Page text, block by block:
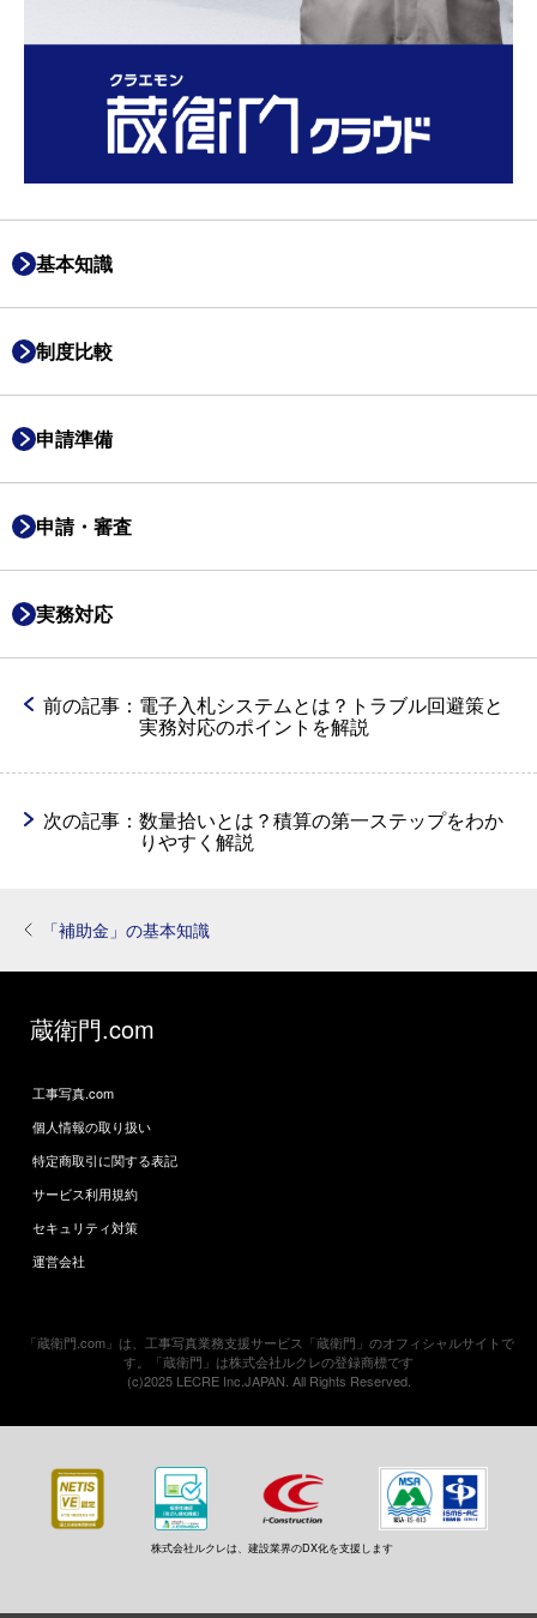
基本知識
制度比較
申請準備
申請・審査
実務対応
前の記事： 電子入札システムとは？トラブル回避策と
実務対応のポイントを解説
次の記事： 数量拾いとは？積算の第一ステップをわか
りやすく解説
「補助金」の基本知識
蔵衛門.com
工事写真.com
個人情報の取り扱い
特定商取引に関する表記
サービス利用規約
セキュリティ対策
運営会社
「蔵衛門.com」は、工事写真業務支援サービス「蔵衛門」のオフィシャルサイトで
す。「蔵衛門」は株式会社ルクレの登録商標です
(c)2025 LECRE Inc.JAPAN. All Rights Reserved.
株式会社ルクレは、建設業界のDX化を支援します